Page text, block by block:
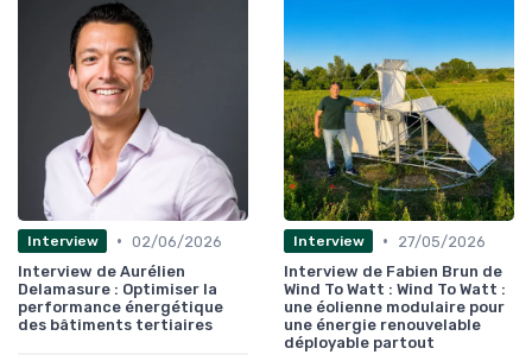
Interview • 02/06/2026
Interview de Aurélien
Delamasure : Optimiser la
performance énergétique
des bâtiments tertiaires
Interview •
27/05/2026
Interview de Fabien Brun de
Wind To Watt : Wind To Watt :
une éolienne modulaire pour
une énergie renouvelable
déployable partout